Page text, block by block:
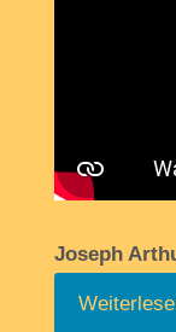
Joseph